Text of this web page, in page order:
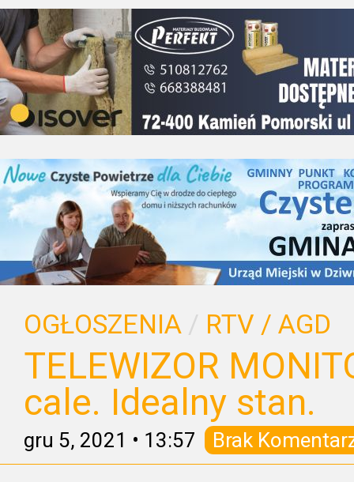
OGŁOSZENIA / RTV / AGD
TELEWIZOR
cale. Idealny stan.
gru 5, 2021 • 13:57 Brak